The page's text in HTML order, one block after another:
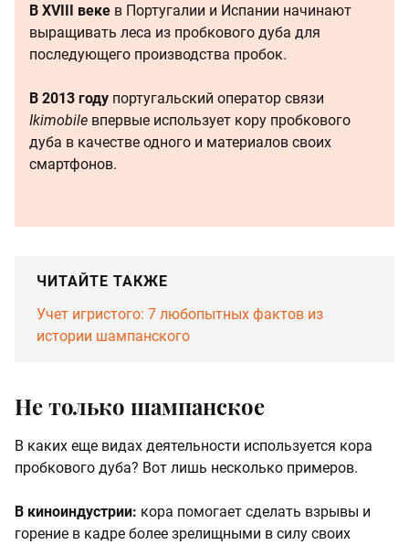
В XVIII веке в Португалии и Испании начинают
выращивать леса из пробкового дуба для
последующего производства пробок.
В 2013 году португальский оператор связи
Ikimobile впервые использует кору пробкового
дуба в качестве одного и материалов своих
смартфонов.
ЧИТАЙТЕ ТАКЖЕ
Учет игристого: 7 любопытных фактов из
истории шампанского
Не только шампанское
В каких еще видах деятельности используется кора
пробкового дуба? Вот лишь несколько примеров.
В киноиндустрии: кора помогает сделать взрывы и
горение в кадре более зрелищными в силу своих